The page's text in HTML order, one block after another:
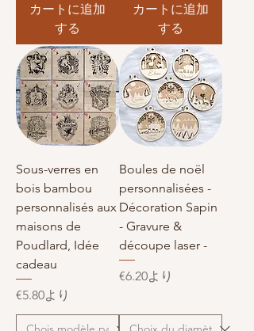
カートに追加
する
カートに追加
する
Sous-verres en
bois bambou
personnalisés aux
maisons de
Poudlard, Idée
cadeau
€5.80より
セール価格
Boules de noël
personnalisées -
Décoration Sapin
- Gravure &
découpe laser -
€6.20より
セール価格